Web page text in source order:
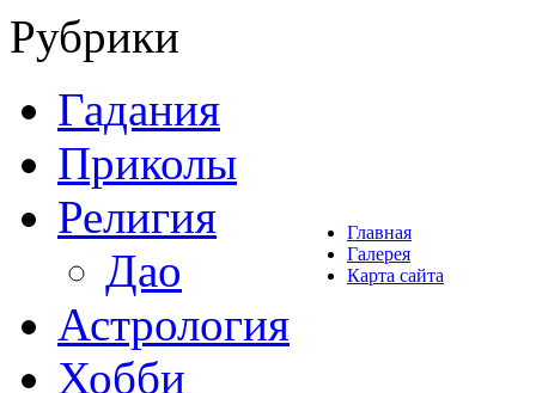
Главная
Галерея
Карта сайта
Рубрики
Гадания
Приколы
Религия
Дао
Астрология
Хобби